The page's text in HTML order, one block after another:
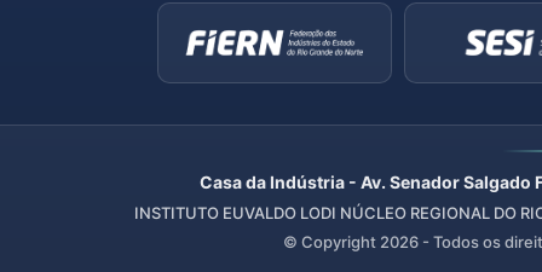
Casa da Indústria - Av. Senador
INSTITUTO EUVALDO LODI NÚCLEO REGIONAL DO
© Copyright 2026 - Todos os